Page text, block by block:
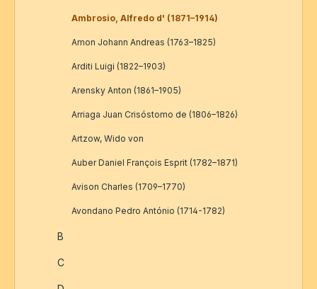
Ambrosio, Alfredo d' (1871–1914)
Amon Johann Andreas (1763–1825)
Arditi Luigi (1822–1903)
Arensky Anton (1861–1905)
Arriaga Juan Crisóstomo de (1806–1826)
Artzow, Wido von
Auber Daniel François Esprit (1782–1871)
Avison Charles (1709–1770)
Avondano Pedro António (1714-1782)
B
C